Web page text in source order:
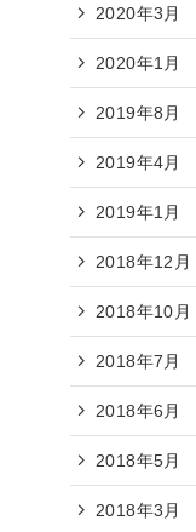
2020年3月
2020年1月
2019年8月
2019年4月
2019年1月
2018年12月
2018年10月
2018年7月
2018年6月
2018年5月
2018年3月